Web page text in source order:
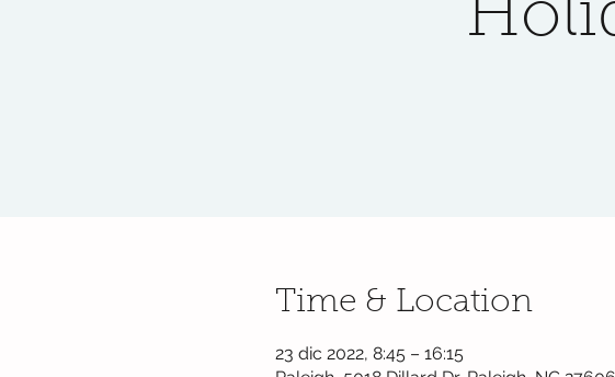
Time & Location
23 dic 2022, 8:45 – 16:15